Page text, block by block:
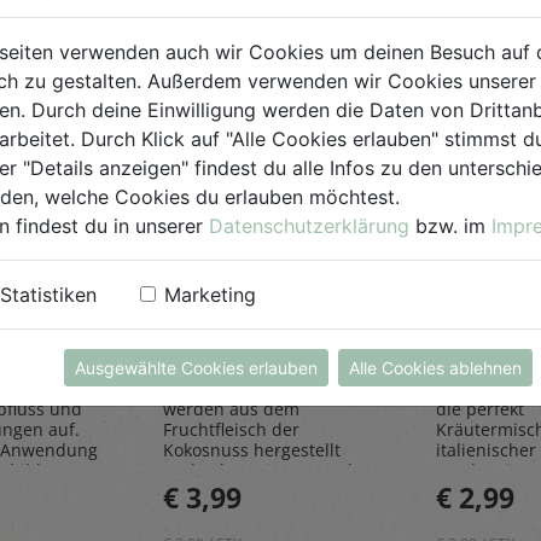
und
auf.
Kokosraspeln
250g
Rapunzel Naturkost
Den feinen Kokosraspeln
werden aus dem
Fruchtfleisch der
Kokosnuss hergestellt
und geben einen Hauch
Exotik in köstliche Kuchen
& Kekse
€ 3,99
Kräuter
Sonnentor
Die Kräuter
die perfekt
italienischer
rundet
und
€ 2,99
verwenden auch wir Cookies um deinen Besuch auf
zu gestalten. Außerdem verwenden wir Cookies
Durch deine Einwilligung werden die Daten von
Durch Klick auf "Alle Cookies erlauben" stimmst
"Details anzeigen" findest du alle Infos zu den
welche Cookies du erlauben möchtest.
findest du in unserer Datenschutzerklärung bzw. im
Statistiken Marketing
Ausgewählte Cookies erlauben Alle Cookies ablehnen